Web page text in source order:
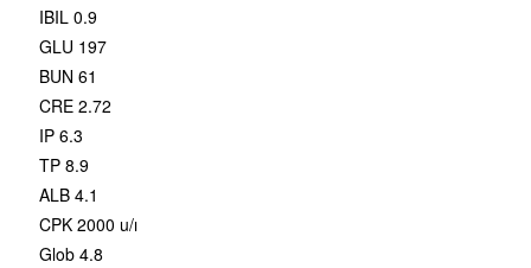
IBIL 0.9
GLU 197
BUN 61
CRE 2.72
IP 6.3
TP 8.9
ALB 4.1
CPK 2000 u/ı
Glob 4.8